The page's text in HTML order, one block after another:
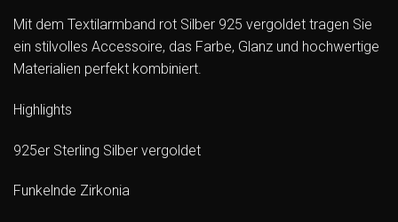
Mit dem Textilarmband rot Silber 925 vergoldet tragen Sie
ein stilvolles Accessoire, das Farbe, Glanz und hochwertige
Materialien perfekt kombiniert.
Highlights
925er Sterling Silber vergoldet
Funkelnde Zirkonia